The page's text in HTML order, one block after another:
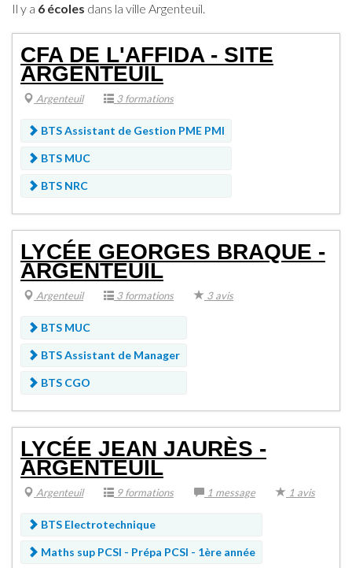
Il y a 6 écoles dans la ville Argenteuil.
CFA DE L'AFFIDA - SITE
ARGENTEUIL
Argenteuil 3 formations
BTS Assistant de Gestion PME PMI
BTS MUC
BTS NRC
LYCÉE GEORGES BRAQUE -
ARGENTEUIL
Argenteuil 3 formations 3 avis
BTS MUC
BTS Assistant de Manager
BTS CGO
LYCÉE JEAN JAURÈS -
ARGENTEUIL
Argenteuil 9 formations 1 message 1 avis
BTS Electrotechnique
Maths sup PCSI - Prépa PCSI - 1ère année